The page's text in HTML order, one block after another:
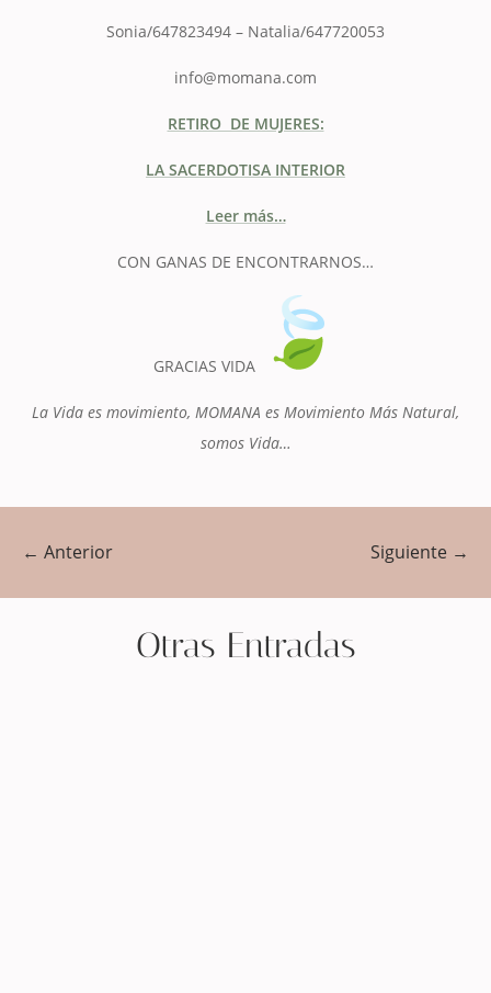
Sonia/647823494 – Natalia/647720053
info@momana.com
RETIRO DE MUJERES:
LA SACERDOTISA INTERIOR
Leer más…
CON GANAS DE ENCONTRARNOS…
GRACIAS VIDA
La Vida es movimiento, MOMANA es Movimiento Más Natural,
somos Vida…
← Anterior Siguiente →
Otras Entradas